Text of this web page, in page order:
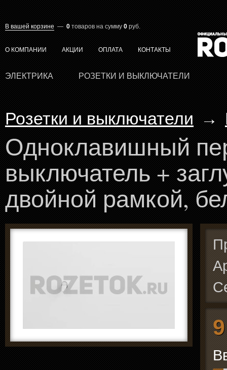
В вашей корзине — 0 товаров на сумму 0 руб.
О КОМПАНИИ АКЦИИ ОПЛАТА КОНТАКТЫ
ЭЛЕКТРИКА РОЗЕТКИ И ВЫКЛЮЧАТЕЛИ
Розетки и выключатели →
Одноклавишный
выключатель +
двойной рамкой,